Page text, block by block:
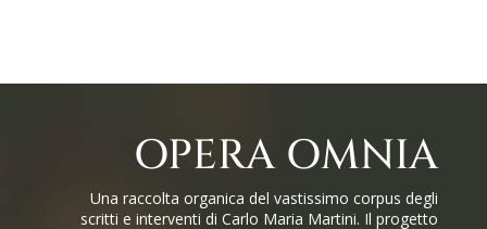
OPERA OMNIA
Una raccolta organica del vastissimo corpus degli
scritti e interventi di Carlo Maria Martini. Il progetto